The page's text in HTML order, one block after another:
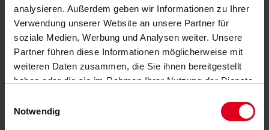
analysieren. Außerdem geben wir Informationen zu Ihrer
Verwendung unserer Website an unsere Partner für
soziale Medien, Werbung und Analysen weiter. Unsere
Partner führen diese Informationen möglicherweise mit
weiteren Daten zusammen, die Sie ihnen bereitgestellt
haben oder die sie im Rahmen Ihrer Nutzung der Dienste
Notwendig